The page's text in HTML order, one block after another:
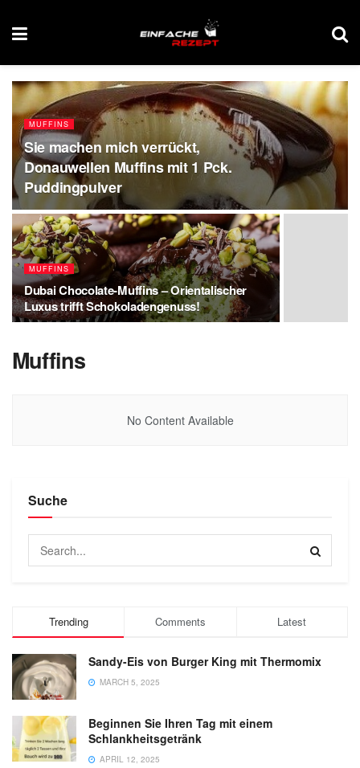
MUFFINS
Sie machen mich verrückt,
Donauwellen Muffins mit 1 Pck.
Puddingpulver
MUFFINS
Dubai Chocolate-Muffins – Orientalischer
Luxus trifft Schokoladengenuss!
Muffins
No Content Available
Suche
Trending Comments Latest
Sandy-Eis von Burger King mit Thermomix
MARCH 5, 2025
Beginnen Sie Ihren Tag mit einem
Schlankheitsgetränk
APRIL 12, 2025